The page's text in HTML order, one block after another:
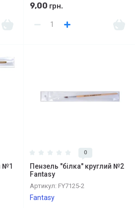
9,00 грн.
№1
0
Пензель "білка" круглий №2
Fantasy
Артикул: FY7125-2
Fantasy